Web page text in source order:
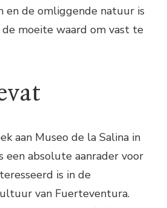
en de omliggende natuur is
moeite waard om vast te
aan Museo de la Salina in
een absolute aanrader voor
is in de
van Fuerteventura.